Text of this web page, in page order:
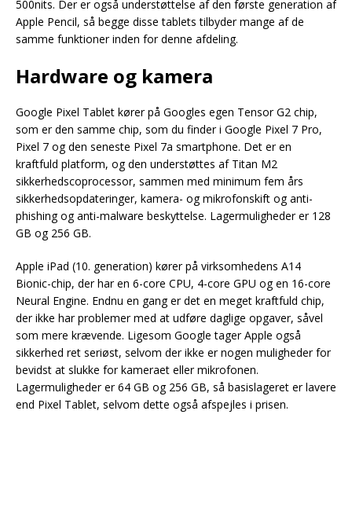
500nits. Der er også understøttelse af den første generation af
Apple Pencil, så begge disse tablets tilbyder mange af de
samme funktioner inden for denne afdeling.
Hardware og kamera
Google Pixel Tablet kører på Googles egen Tensor G2 chip,
som er den samme chip, som du finder i Google Pixel 7 Pro,
Pixel 7 og den seneste Pixel 7a smartphone. Det er en
kraftfuld platform, og den understøttes af Titan M2
sikkerhedscoprocessor, sammen med minimum fem års
sikkerhedsopdateringer, kamera- og mikrofonskift og anti-
phishing og anti-malware beskyttelse. Lagermuligheder er 128
GB og 256 GB.
Apple iPad (10. generation) kører på virksomhedens A14
Bionic-chip, der har en 6-core CPU, 4-core GPU og en 16-core
Neural Engine. Endnu en gang er det en meget kraftfuld chip,
der ikke har problemer med at udføre daglige opgaver, såvel
som mere krævende. Ligesom Google tager Apple også
sikkerhed ret seriøst, selvom der ikke er nogen muligheder for
bevidst at slukke for kameraet eller mikrofonen.
Lagermuligheder er 64 GB og 256 GB, så basislageret er lavere
end Pixel Tablet, selvom dette også afspejles i prisen.